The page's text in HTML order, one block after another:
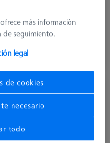
ofrece más información
de seguimiento.
legal
de cookies
necesario
todo